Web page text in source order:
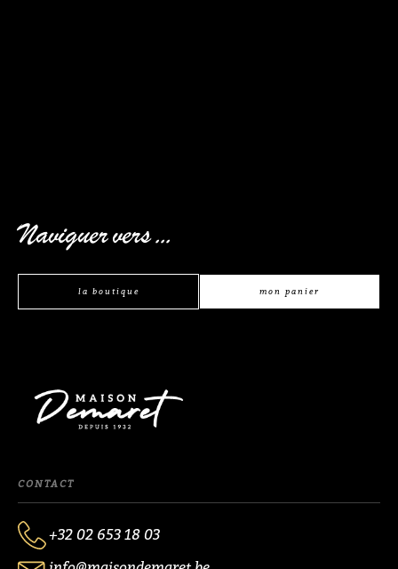
Naviguer vers ...
la boutique mon panier
CONTACT
+32 02 653 18 03